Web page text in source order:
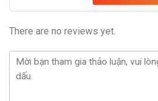
There are no reviews yet.